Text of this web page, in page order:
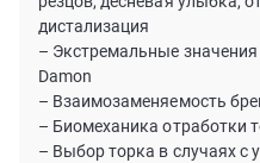
дистализация
– Экстремальные
Damon
– Взаимозаменяемость
– Биомеханика отработки
– Выбор торка в случаях с